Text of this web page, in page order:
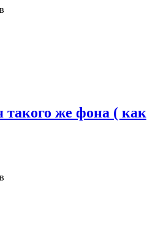
такого же фона ( как